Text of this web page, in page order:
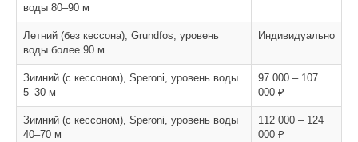
воды 80–90 м
Летний (без кессона), Grundfos, уровень
воды более 90 м
Индивидуально
Зимний (с кессоном), Speroni, уровень воды
5–30 м
97 000 – 107
000 ₽
Зимний (с кессоном), Speroni, уровень воды
40–70 м
112 000 – 124
000 ₽